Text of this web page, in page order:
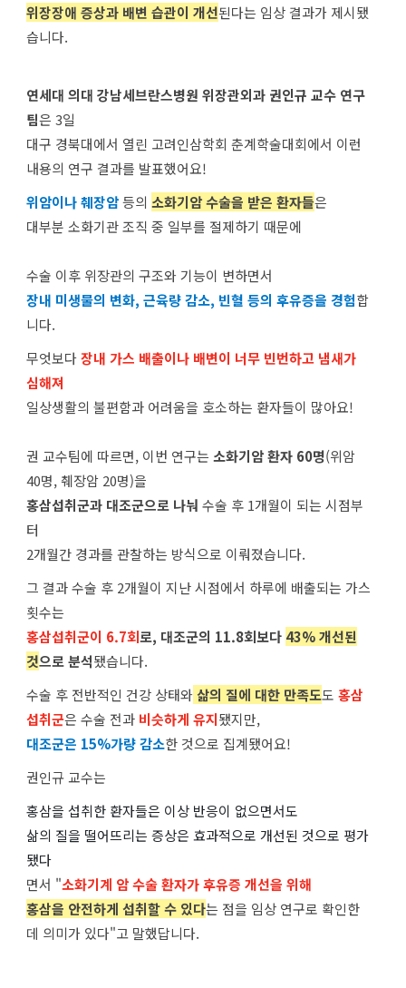
위장장애 증상과 배변 습관이 개선된다는 임상 결과가 제시됐
습니다.
연세대 의대 강남세브란스병원 위장관외과 권인규 교수 연구
팀은 3일
대구 경북대에서 열린 고려인삼학회 춘계학술대회에서 이런
내용의 연구 결과를 발표했어요!
위암이나 췌장암등의 소화기암 수술을 받은 환자들은
대부분 소화기관 조직 중 일부를 절제하기 때문에
수술 이후 위장관의 구조와 기능이 변하면서
장내 미생물의 변화, 근육량 감소, 빈혈 등의 후유증을 경험합
니다.
무엇보다장내 가스 배출이나 배변이 너무 빈번하고 냄새가
심해져
일상생활의 불편함과 어려움을 호소하는 환자들이 많아요!
권 교수팀에 따르면, 이번 연구는 소화기암 환자 60명(위암
40명, 췌장암 20명)을
홍삼섭취군과 대조군으로 나눠 수술 후 1개월이 되는 시점부
터
2개월간 경과를 관찰하는 방식으로 이뤄졌습니다.
그 결과 수술 후 2개월이 지난 시점에서 하루에 배출되는 가스
횟수는
홍삼섭취군이 6.7회로, 대조군의 11.8회보다 43% 개선된
것으로 분석됐습니다.
수술 후 전반적인 건강 상태와 삶의 질에 대한 만족도도 홍삼
섭취군은 수술 전과 비슷하게 유지됐지만,
대조군은 15%가량 감소한 것으로 집계됐어요!
권인규 교수는
홍삼을 섭취한 환자들은 이상 반응이 없으면서도
삶의 질을 떨어뜨리는 증상은 효과적으로 개선된 것으로 평가
됐다
면서 "소화기계 암 수술 환자가 후유증 개선을 위해
홍삼을 안전하게 섭취할 수 있다는 점을 임상 연구로 확인한
데 의미가 있다"고 말했답니다.